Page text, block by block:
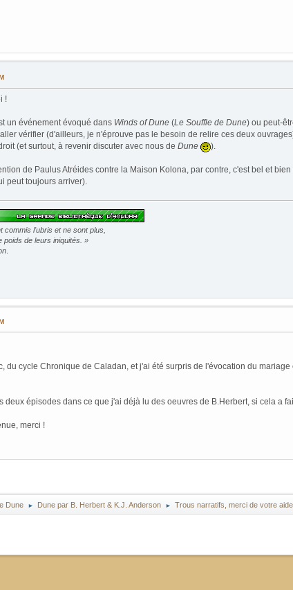
!
un événement évoqué dans Winds of Dune (Le Souffle de Dune) ou peut-
vérifier (d'ailleurs, je n'éprouve pas le besoin de relire ces deux
(et surtout, à revenir discuter avec nous de Dune ).
de Paulus Atréides contre la Maison Kolona, par contre, c'est bel et
peut toujours arriver).
l'ubris et ne sont plus,
poids de leurs iniquités. »
du cycle Chronique de Caladan, et j'ai été surpris de l'évocation du
deux épisodes dans ce que j'ai déjà lu des oeuvres de B.Herbert, si cela a
merci !
Dune ► Dune par B. Herbert & K.J. Anderson ► Trous narratifs, merci de votre aide